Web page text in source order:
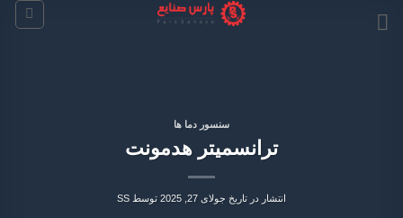
سنسور دما ها
ترانسمیتر هدمونت
انتشار در تاریخ جولای 27, 2025 توسط SS